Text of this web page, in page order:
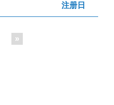
注册日
»